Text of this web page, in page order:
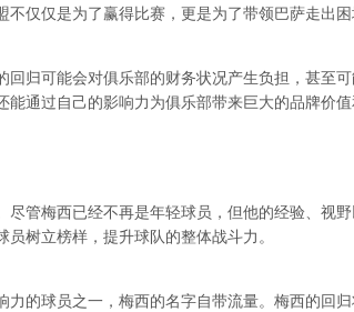
仅仅是为了赢得比赛，更是为了带领巴萨走出困
归可能会对俱乐部的财务状况产生负担，甚至
通过自己的影响力为俱乐部带来巨大的品牌价
管梅西已经不再是年轻球员，但他的经验、视野
树立榜样，提升球队的整体战斗力。
的球员之一，梅西的名字自带流量。梅西的回归